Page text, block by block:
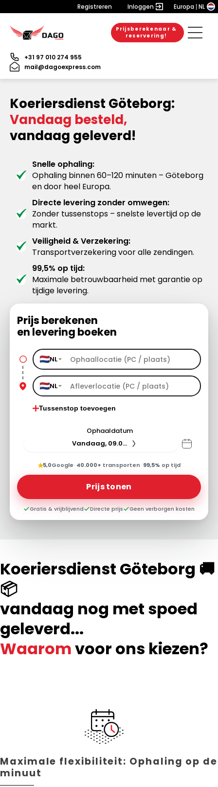
Registreren Inloggen Europa NL
Prijsberekenaar &
reservering!
+31 97 010 274 955
mail@dagoexpress.com
Koeriersdienst Göteborg:
Vandaag besteld,
vandaag geleverd!
Snelle ophaling:
Ophaling binnen 60–120 minuten – Göteborg
en door heel Europa.
Directe levering zonder omwegen:
Zonder tussenstops – snelste levertijd op de
markt.
Veiligheid & Verzekering:
Transportverzekering voor alle zendingen.
99,5% op tijd:
Maximale betrouwbaarheid met garantie op
tijdige levering.
Prijs berekenen
en levering boeken
NL
NL
Tussenstop toevoegen
Ophaaldatum
Vandaag, 09.08.26
★5,0Google· 40.000+ transporten· 99,5% op tijd
Prijs tonen
Gratis & vrijblijvend Directe prijs Geen verborgen kosten
Koeriersdienst Göteborg 🚚
📦
vandaag nog met spoed
geleverd...
Waaromvoor ons kiezen?
Maximale flexibiliteit: Ophaling op de
minuut